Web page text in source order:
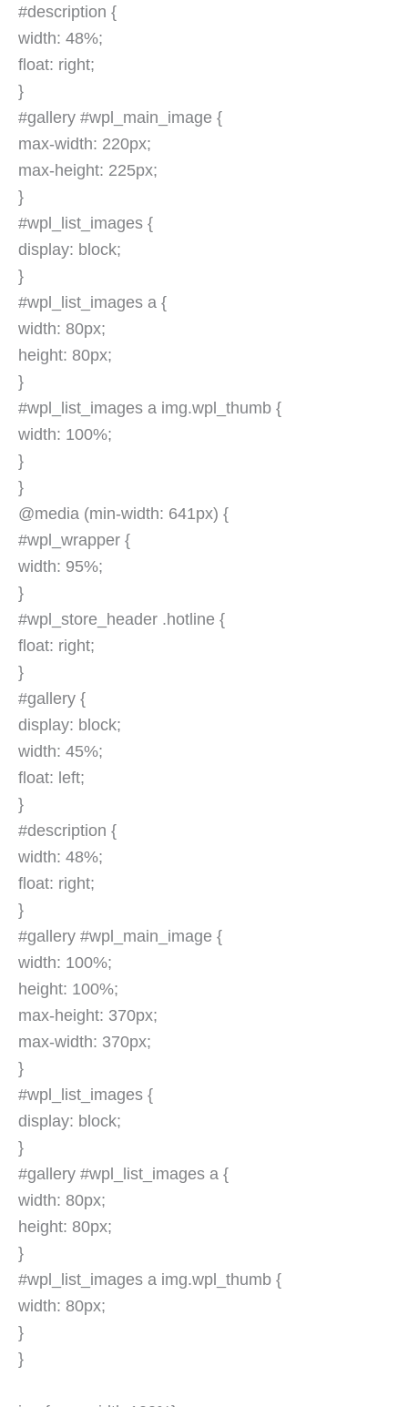
#description {
width: 48%;
float: right;
}
#gallery #wpl_main_image {
max-width: 220px;
max-height: 225px;
}
#wpl_list_images {
display: block;
}
#wpl_list_images a {
width: 80px;
height: 80px;
}
#wpl_list_images a img.wpl_thumb {
width: 100%;
}
}
@media (min-width: 641px) {
#wpl_wrapper {
width: 95%;
}
#wpl_store_header .hotline {
float: right;
}
#gallery {
display: block;
width: 45%;
float: left;
}
#description {
width: 48%;
float: right;
}
#gallery #wpl_main_image {
width: 100%;
height: 100%;
max-height: 370px;
max-width: 370px;
}
#wpl_list_images {
display: block;
}
#gallery #wpl_list_images a {
width: 80px;
height: 80px;
}
#wpl_list_images a img.wpl_thumb {
width: 80px;
}
}